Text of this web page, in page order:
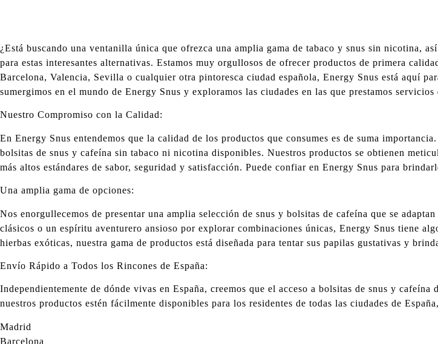
¿Está buscando una ventanilla única que ofrezca una amplia gama de tabaco y snus sin nicotina,
para estas interesantes alternativas. Estamos muy orgullosos de ofrecer productos de primera
Barcelona, Valencia, Sevilla o cualquier otra pintoresca ciudad española, Energy Snus está aquí
sumergimos en el mundo de Energy Snus y exploramos las ciudades en las que prestamos servicios
Nuestro Compromiso con la Calidad:
En Energy Snus entendemos que la calidad de los productos que consumes es de suma
bolsitas de snus y cafeína sin tabaco ni nicotina disponibles. Nuestros productos se obtienen
más altos estándares de sabor, seguridad y satisfacción. Puede confiar en Energy Snus para
Una amplia gama de opciones:
Nos enorgullecemos de presentar una amplia selección de snus y bolsitas de cafeína que se
clásicos o un espíritu aventurero ansioso por explorar combinaciones únicas, Energy Snus tiene
hierbas exóticas, nuestra gama de productos está diseñada para tentar sus papilas gustativas y
Envío Rápido a Todos los Rincones de España:
Independientemente de dónde vivas en España, creemos que el acceso a bolsitas de snus y
nuestros productos estén fácilmente disponibles para los residentes de todas las ciudades de
Madrid
Barcelona